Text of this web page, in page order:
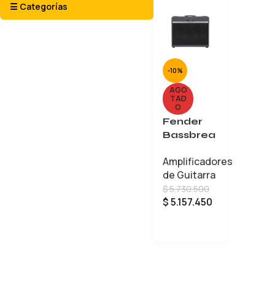
☰ Categorías
-10%
AGO
TAD
O
Fender
Bassbrea
Amplificadores
de Guitarra
$5.730.500
$5.157.450